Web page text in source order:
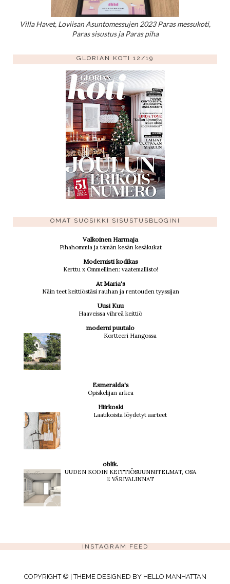
Villa Havet, Loviisan Asuntomessujen 2023 Paras messukoti,
Paras sisustus ja Paras piha
GLORIAN KOTI 12/19
OMAT SUOSIKKI SISUSTUSBLOGINI
Valkoinen Harmaja
Pihahommia ja tämän kesän kesäkukat
Modernisti kodikas
Kerttu x Ommellinen: vaatemallisto!
At Maria's
Näin teet keittiöstäsi rauhan ja rentouden tyyssijan
Uusi Kuu
Haaveissa vihreä keittiö
moderni puutalo
Kortteeri Hangossa
Esmeralda's
Opiskelijan arkea
Hiirkoski
Laatikoista löydetyt aarteet
oblik.
UUDEN KODIN KEITTIÖSUUNNITELMAT, OSA
1: VÄRIVALINNAT
INSTAGRAM FEED
COPYRIGHT © | THEME DESIGNED BY HELLO MANHATTAN